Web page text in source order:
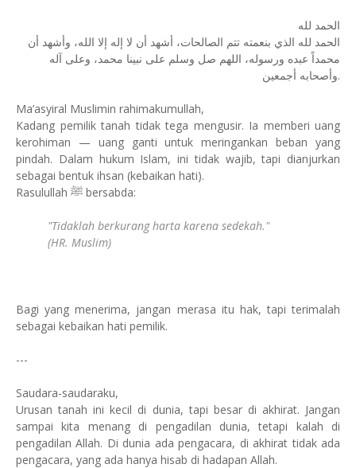
الحمد لله
الحمد لله الذي بنعمته تتم الصالحات، أشهد أن لا إله إلا الله، وأشهد أن
محمداً عبده ورسوله، اللهم صل وسلم على نبينا محمد، وعلى آله
وأصحابه أجمعين.
Ma’asyiral Muslimin rahimakumullah,
Kadang pemilik tanah tidak tega mengusir. Ia memberi uang
kerohiman — uang ganti untuk meringankan beban yang
pindah. Dalam hukum Islam, ini tidak wajib, tapi dianjurkan
sebagai bentuk ihsan (kebaikan hati).
Rasulullah ﷺ bersabda:
"Tidaklah berkurang harta karena sedekah."
(HR. Muslim)
Bagi yang menerima, jangan merasa itu hak, tapi terimalah
sebagai kebaikan hati pemilik.
---
Saudara-saudaraku,
Urusan tanah ini kecil di dunia, tapi besar di akhirat. Jangan
sampai kita menang di pengadilan dunia, tetapi kalah di
pengadilan Allah. Di dunia ada pengacara, di akhirat tidak ada
pengacara, yang ada hanya hisab di hadapan Allah.